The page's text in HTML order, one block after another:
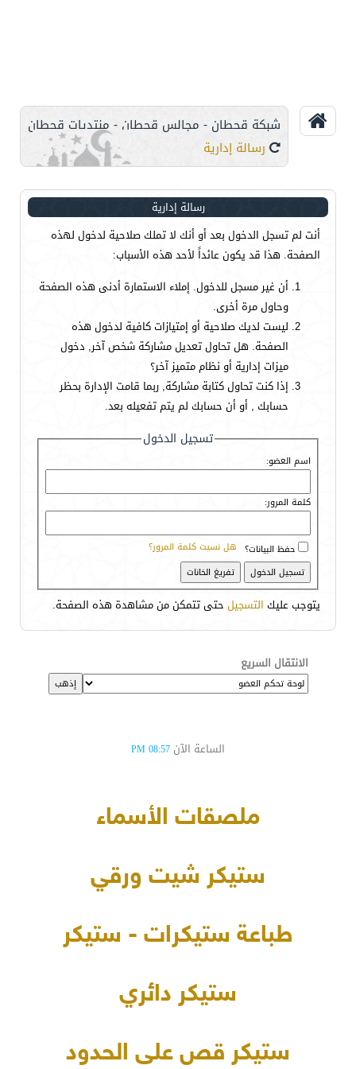
شبكة قحطان - مجالس قحطان - منتديات قحطان
رسالة إدارية
رسالة إدارية
أنت لم تسجل الدخول بعد أو أنك لا تملك صلاحية لدخول لهذه
الصفحة. هذا قد يكون عائداً لأحد هذه الأسباب:
أن غير مسجل للدخول. إملاء الاستمارة أدنى هذه الصفحة
وحاول مرة أخرى.
ليست لديك صلاحية أو إمتيازات كافية لدخول هذه
الصفحة. هل تحاول تعديل مشاركة شخص آخر, دخول
ميزات إدارية أو نظام متميز آخر؟
إذا كنت تحاول كتابة مشاركة, ربما قامت الإدارة بحظر
حسابك , أو أن حسابك لم يتم تفعيله بعد.
تسجيل الدخول
اسم العضو:
كلمة المرور:
هل نسيت كلمة المرور؟ حفظ البيانات؟
يتوجب عليك التسجيل حتى تتمكن من مشاهدة هذه الصفحة.
الانتقال السريع
الساعة الآن 08:57 PM
ملصقات الأسماء
ستيكر شيت ورقي
طباعة ستيكرات - ستيكر
ستيكر دائري
ستيكر قص على الحدود